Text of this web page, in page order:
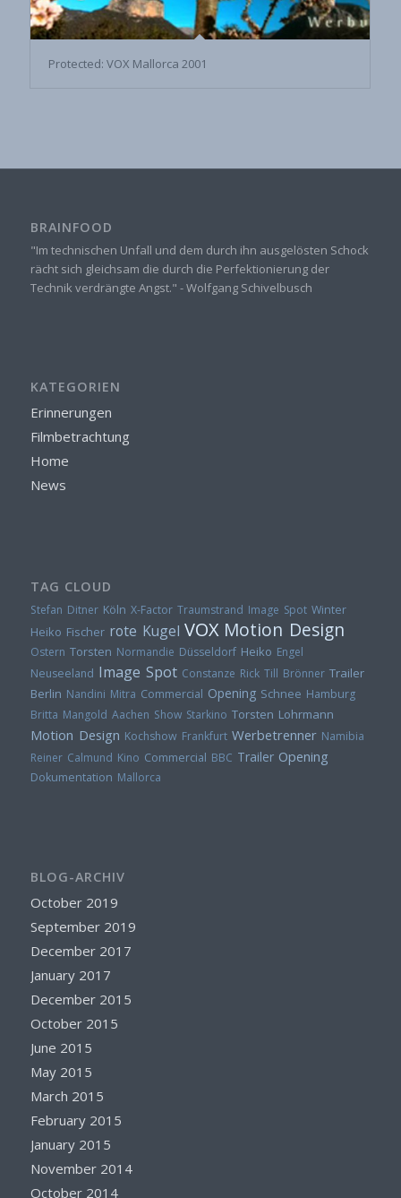
Protected: VOX Mallorca 2001
BRAINFOOD
"Im technischen Unfall und dem durch ihn ausgelösten Schock
rächt sich gleichsam die durch die Perfektionierung der
Technik verdrängte Angst." - Wolfgang Schivelbusch
KATEGORIEN
Erinnerungen
Filmbetrachtung
Home
News
TAG CLOUD
Stefan Ditner Köln X-Factor Traumstrand Image Spot Winter
Heiko Fischer rote Kugel VOX Motion Design
Ostern Torsten Normandie Düsseldorf Heiko Engel
Neuseeland Image Spot Constanze Rick Till Brönner Trailer
Berlin Nandini Mitra Commercial Opening Schnee Hamburg
Britta Mangold Aachen Show Starkino Torsten Lohrmann
Motion Design Kochshow Frankfurt Werbetrenner Namibia
Reiner Calmund Kino Commercial BBC Trailer Opening
Dokumentation Mallorca
BLOG-ARCHIV
October 2019
September 2019
December 2017
January 2017
December 2015
October 2015
June 2015
May 2015
March 2015
February 2015
January 2015
November 2014
October 2014